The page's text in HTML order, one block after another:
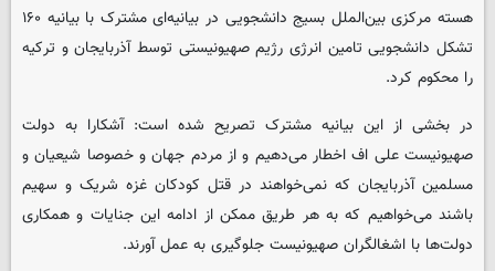
هسته مرکزی بین‌الملل بسیج دانشجویی در بیانیه‌ای مشترک با بیانیه ۱۶۰
تشکل دانشجویی تامین انرژی رژیم صهیونیستی توسط آذربایجان و ترکیه
را محکوم کرد.
در بخشی از این بیانیه مشترک تصریح شده است: آشکارا به دولت
صهیونیست علی اف اخطار می‌دهیم و از مردم جهان و خصوصا شیعیان و
مسلمین آذربایجان که نمی‌خواهند در قتل کودکان غزه شریک و سهیم
باشند می‌خواهیم که به هر طریق ممکن از ادامه این جنایات و همکاری
دولت‌ها با اشغالگران صهیونیست جلوگیری به عمل آورند.